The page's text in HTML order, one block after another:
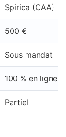
Spirica (CAA)
500 €
Sous mandat
100 % en ligne
Partiel